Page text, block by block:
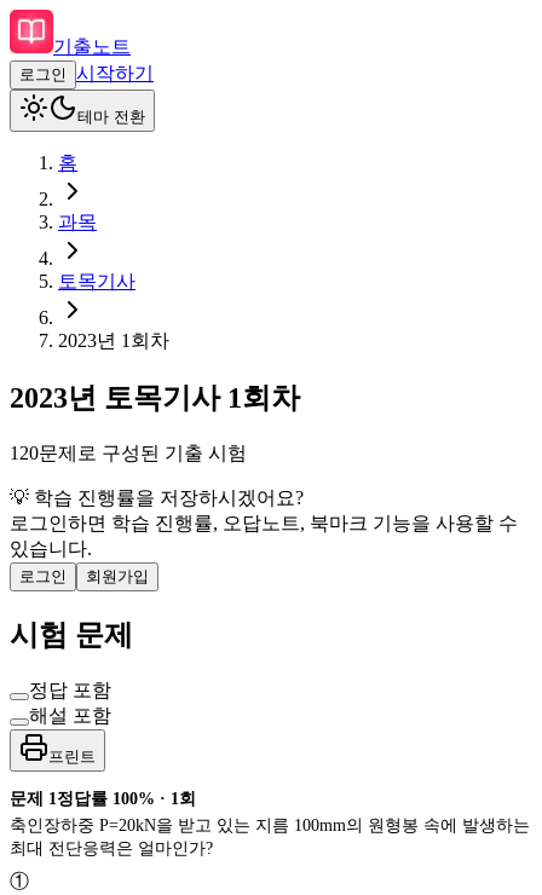
기출노트
로그인 시작하기
테마 전환
홈
과목
토목기사
2023년 1회차
2023년 토목기사 1회차
120문제로 구성된 기출 시험
💡 학습 진행률을 저장하시겠어요?
로그인하면 학습 진행률, 오답노트, 북마크 기능을 사용할 수
있습니다.
로그인 회원가입
시험 문제
정답 포함
해설 포함
프린트
문제 1 정답률 100% · 1 회
축인장하중 P=20kN을 받고 있는 지름 100mm의 원형봉 속에 발생하는
최대 전단응력은 얼마인가?
①